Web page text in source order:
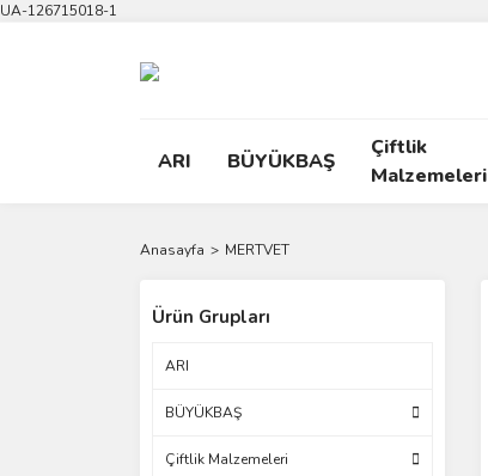
UA-126715018-1
ARI BÜYÜKBAŞ
Çiftlik
Malzemeleri
Anasayfa MERTVET
Ürün Grupları
ARI
BÜYÜKBAŞ
Çiftlik Malzemeleri